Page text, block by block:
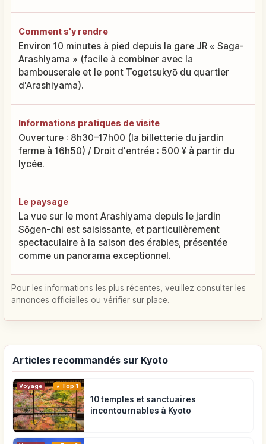
Comment s'y rendre
Environ 10 minutes à pied depuis la gare JR « Saga-
Arashiyama » (facile à combiner avec la
bambouseraie et le pont Togetsukyō du quartier
d'Arashiyama).
Informations pratiques de visite
Ouverture : 8h30–17h00 (la billetterie du jardin
ferme à 16h50) / Droit d'entrée : 500 ¥ à partir du
lycée.
Le paysage
La vue sur le mont Arashiyama depuis le jardin
Sōgen-chi est saisissante, et particulièrement
spectaculaire à la saison des érables, présentée
comme un panorama exceptionnel.
Pour les informations les plus récentes, veuillez consulter les
annonces officielles ou vérifier sur place.
Articles recommandés sur Kyoto
Voyage Top 1
10 temples et sanctuaires
incontournables à Kyoto